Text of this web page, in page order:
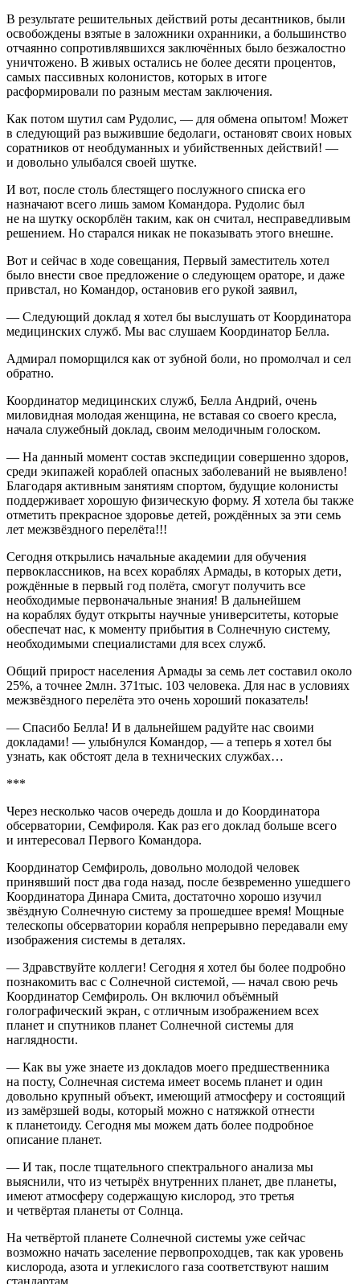
В результате решительных действий роты десантников, были
освобождены взятые в заложники охранники, а большинство
отчаянно сопротивлявшихся заключённых было безжалостно
уничтожено. В живых остались не более десяти процентов,
самых пассивных колонистов, которых в итоге
расформировали по разным местам заключения.
Как потом шутил сам Рудолис, — для обмена опытом! Может
в следующий раз выжившие бедолаги, остановят своих новых
соратников от необдуманных и убийственных действий! —
и довольно улыбался своей шутке.
И вот, после столь блестящего послужного списка его
назначают всего лишь замом Командора. Рудолис был
не на шутку оскорблён таким, как он считал, несправедливым
решением. Но старался никак не показывать этого внешне.
Вот и сейчас в ходе совещания, Первый заместитель хотел
было внести свое предложение о следующем ораторе, и даже
привстал, но Командор, остановив его рукой заявил,
— Следующий доклад я хотел бы выслушать от Координатора
медицинских служб. Мы вас слушаем Координатор Белла.
Адмирал поморщился как от зубной боли, но промолчал и сел
обратно.
Координатор медицинских служб, Белла Андрий, очень
миловидная молодая женщина, не вставая со своего кресла,
начала служебный доклад, своим мелодичным голоском.
— На данный момент состав экспедиции совершенно здоров,
среди экипажей кораблей опасных заболеваний не выявлено!
Благодаря активным занятиям спортом, будущие колонисты
поддерживает хорошую физическую форму. Я хотела бы также
отметить прекрасное здоровье детей, рождённых за эти семь
лет межзвёздного перелёта!!!
Сегодня открылись начальные академии для обучения
первоклассников, на всех кораблях Армады, в которых дети,
рождённые в первый год полёта, смогут получить все
необходимые первоначальные знания! В дальнейшем
на кораблях будут открыты научные университеты, которые
обеспечат нас, к моменту прибытия в Солнечную систему,
необходимыми специалистами для всех служб.
Общий прирост населения Армады за семь лет составил около
25%, а точнее 2млн. 371тыс. 103 человека. Для нас в условиях
межзвёздного перелёта это очень хороший показатель!
— Спасибо Белла! И в дальнейшем радуйте нас своими
докладами! — улыбнулся Командор, — а теперь я хотел бы
узнать, как обстоят дела в технических службах…
***
Через несколько часов очередь дошла и до Координатора
обсерватории, Семфироля. Как раз его доклад больше всего
и интересовал Первого Командора.
Координатор Семфироль, довольно молодой человек
принявший пост два года назад, после безвременно ушедшего
Координатора Динара Смита, достаточно хорошо изучил
звёздную Солнечную систему за прошедшее время! Мощные
телескопы обсерватории корабля непрерывно передавали ему
изображения системы в деталях.
— Здравствуйте коллеги! Сегодня я хотел бы более подробно
познакомить вас с Солнечной системой, — начал свою речь
Координатор Семфироль. Он включил объёмный
голографический экран, с отличным изображением всех
планет и спутников планет Солнечной системы для
наглядности.
— Как вы уже знаете из докладов моего предшественника
на посту, Солнечная система имеет восемь планет и один
довольно крупный объект, имеющий атмосферу и состоящий
из замёрзшей воды, который можно с натяжкой отнести
к планетоиду. Сегодня мы можем дать более подробное
описание планет.
— И так, после тщательного спектрального анализа мы
выяснили, что из четырёх внутренних планет, две планеты,
имеют атмосферу содержащую кислород, это третья
и четвёртая планеты от Солнца.
На четвёртой планете Солнечной системы уже сейчас
возможно начать заселение первопроходцев, так как уровень
кислорода, азота и углекислого газа соответствуют нашим